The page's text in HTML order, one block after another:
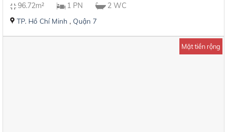
96.72m² 1 PN 2 WC
TP. Hồ Chí Minh , Quận 7
Mặt tiền rộng